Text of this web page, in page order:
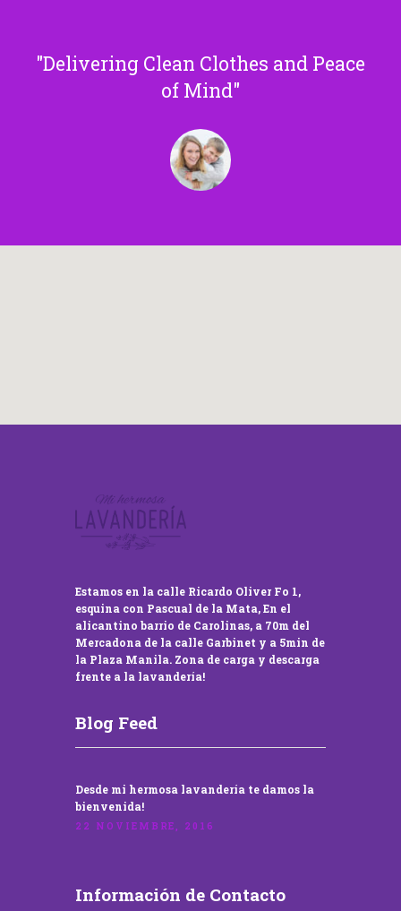
Delivering Clean Clothes and Peace
of Mind
Estamos en la calle Ricardo Oliver Fo 1,
esquina con Pascual de la Mata, En el
alicantino barrio de Carolinas, a 70m del
Mercadona de la calle Garbinet y a 5min de
la Plaza Manila. Zona de carga y descarga
frente a la lavandería!
Blog Feed
Desde mi hermosa lavandería te damos la
bienvenida!
22 NOVIEMBRE, 2016
Información de Contacto